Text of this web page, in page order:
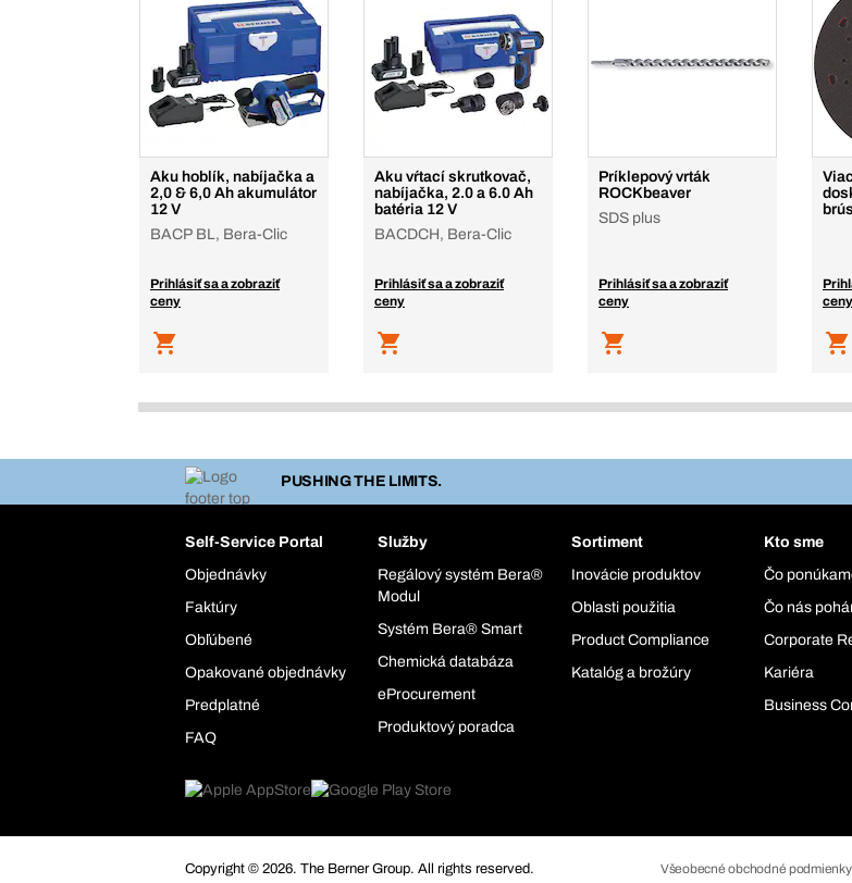
Aku hoblík, nabíjačka a
2,0 & 6,0 Ah akumulátor
12 V
BACP BL, Bera-Clic
Prihlásiť sa a zobraziť
ceny
Aku vŕtací skrutkovač,
nabíjačka, 2.0 a 6.0 Ah
batéria 12 V
BACDCH, Bera-Clic
Prihlásiť sa a zobraziť
ceny
Príklepový vrták
ROCKbeaver
SDS plus
Prihlásiť sa a zobraziť
ceny
ceny
PUSHING THE LIMITS.
Self-Service Portal
Objednávky
Faktúry
Obľúbené
Opakované objednávky
Predplatné
FAQ
Služby
Regálový systém Bera®
Modul
Systém Bera® Smart
Chemická databáza
eProcurement
Produktový poradca
Sortiment
Inovácie produktov
Oblasti použitia
Product Compliance
Katalóg a brožúry
Kto sme
Čo
Čo nás
Corporate
Kariéra
Business
Copyright © 2026. The Berner Group. All rights reserved. Všeobecné obchodné podmienky